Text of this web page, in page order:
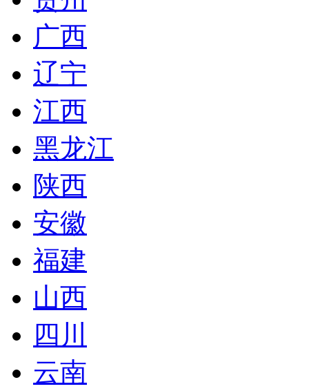
广西
辽宁
江西
黑龙江
陕西
安徽
福建
山西
四川
云南